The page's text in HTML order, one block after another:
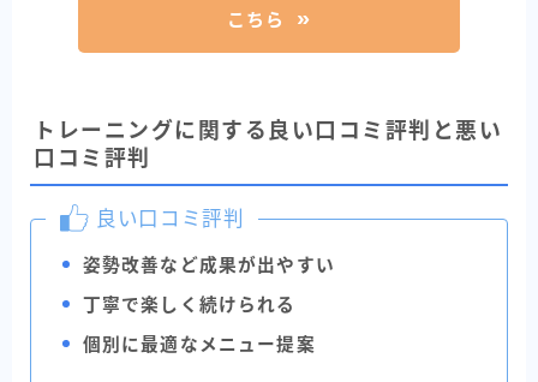
こちら
トレーニングに関する良い口コミ評判と悪い
口コミ評判
良い口コミ評判
姿勢改善など成果が出やすい
丁寧で楽しく続けられる
個別に最適なメニュー提案